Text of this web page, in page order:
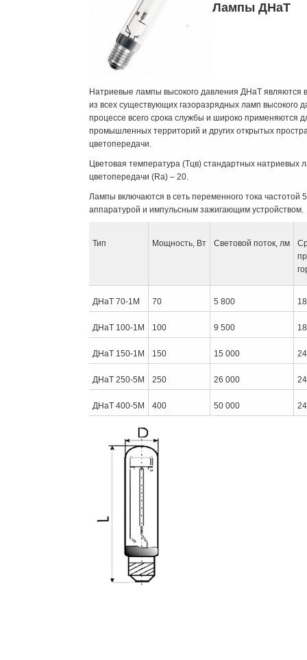
Лампы ДНаТ
Натриевые лампы высокого давления ДНаТ
из всех существующих газоразрядных ламп высокого
процессе всего срока службы и широко применяются
промышленных территорий и других открытых
цветопередачи.
Цветовая температура (Тцв) стандартных натриевых
цветопередачи (Rа) – 20.
Лампы включаются в сеть переменного тока
аппаратурой и импульсным зажигающим устройством.
Тип Мощность, Вт Световой поток, лм
ДНаТ 70-1М 70 5 800
ДНаТ 100-1М 100 9 500
ДНаТ 150-1М 150 15 000
ДНаТ 250-5М 250 26 000
ДНаТ 400-5М 400 50 000